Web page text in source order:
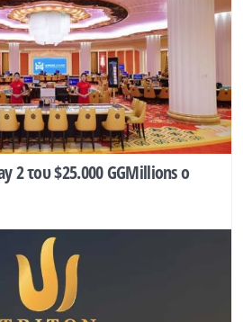
2 του $25.000 GGMillions o